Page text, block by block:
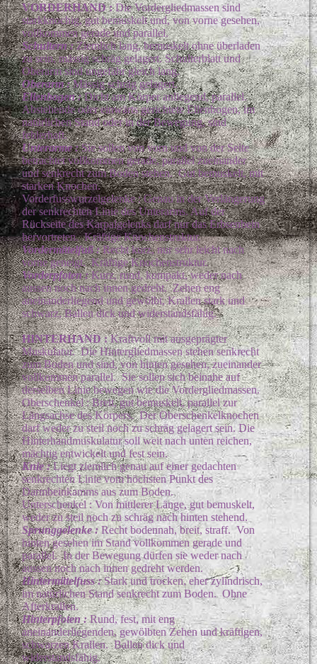
VORDERHAND :Die Vordergliedmassen sind
starkknochig, gut bemuskelt und, von vorne gesehen,
vollkommen gerade und parallel.
Schultern :Ziemlich lang, bemuskelt ohne überladen
zu sein, mässig schräg gelagert. Schulterblatt und
Oberarm sind ungefähr gleich lang.
Oberarm :Mässig schräg gelagert.
Ellenbogen :Dicht am Körper anliegend, parallel.
Abstehende oder einwärts gerichtete Ellenbogen, im
natürlichen Stand oder in der Bewegung, sind
fehlerhaft.
Unterarme :Sie sollen von vorn und von der Seite
betrachtet vollkommen gerade, parallel zueinander
und senkrecht zum Boden stehen. Gut bemuskelt, mit
starken Knochen.
Vorderfusswurzelgelenke : Genau in der Verlängerung
der senkrechten Linie des Unterarms. Auf der
Rückseite des Karpalgelenks darf nur das Erbsenbein
hervortreten. Kräftige Knochenstruktur.
Vordermittelfuß :Recht kurz, nur sehr leicht nach
vorne geneigt. Kräftige Knochenstruktur.
Vorderpfoten :Kurz, rund, kompakt, weder nach
aussen noch nach innen gedreht. Zehen eng
aneinanderliegend und gewölbt, Krallen stark und
schwarz, Ballen dick und widerstandsfähig.
HINTERHAND :Kraftvoll mit ausgeprägter
Muskulatur. Die Hintergliedmassen stehen senkrecht
zum Boden und sind, von hinten gesehen, zueinander
vollkommen parallel. Sie sollen sich beinahe auf
derselben Linie bewegen wie die Vordergliedmassen.
Oberschenkel : Breit, gut bemuskelt, parallel zur
Längsachse des Körpers. Der Oberschenkelknochen
darf weder zu steil noch zu schräg gelagert sein. Die
Hinterhandmuskulatur soll weit nach unten reichen,
mächtig entwickelt und fest sein.
Knie :Liegt ziemlich genau auf einer gedachten
senkrechten Linie vom höchsten Punkt des
Darmbeinkamms aus zum Boden.
Unterschenkel : Von mittlerer Länge, gut bemuskelt,
weder zu steil noch zu schräg nach hinten stehend.
Sprunggelenke :Recht bodennah, breit, straff. Von
hinten gesehen im Stand vollkommen gerade und
parallel. In der Bewegung dürfen sie weder nach
aussen noch nach innen gedreht werden.
Hintermittelfuss :Stark und trocken, eher zylindrisch,
im natürlichen Stand senkrecht zum Boden. Ohne
Afterkrallen.
Hinterpfoten :Rund, fest, mit eng
aneinanderliegenden, gewölbten Zehen und kräftigen,
schwarzen Krallen. Ballen dick und
widerstandsfähig.